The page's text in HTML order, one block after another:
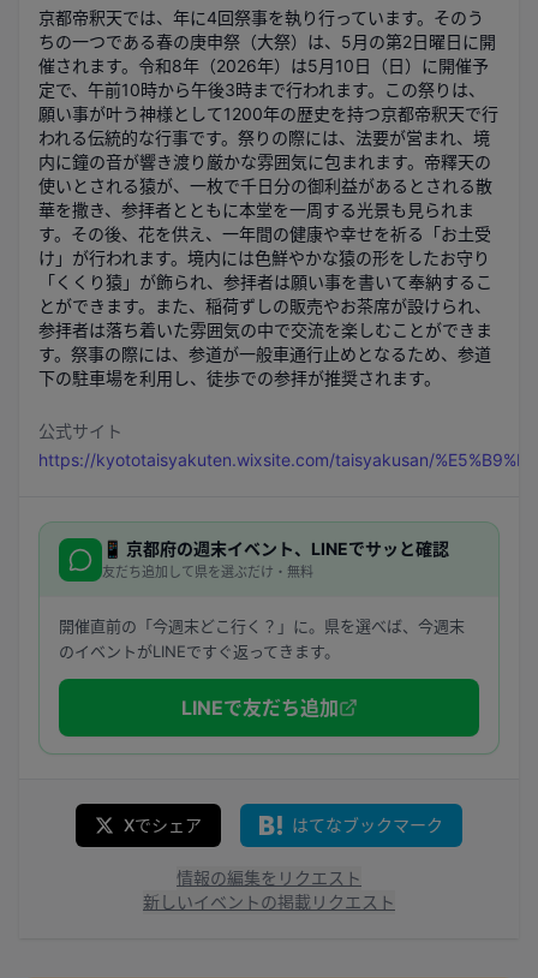
京都帝釈天では、年に4回祭事を執り行っています。そのう
ちの一つである春の庚申祭（大祭）は、5月の第2日曜日に開
催されます。令和8年（2026年）は5月10日（日）に開催予
定で、午前10時から午後3時まで行われます。この祭りは、
願い事が叶う神様として1200年の歴史を持つ京都帝釈天で行
われる伝統的な行事です。祭りの際には、法要が営まれ、境
内に鐘の音が響き渡り厳かな雰囲気に包まれます。帝釋天の
使いとされる猿が、一枚で千日分の御利益があるとされる散
華を撒き、参拝者とともに本堂を一周する光景も見られま
す。その後、花を供え、一年間の健康や幸せを祈る「お土受
け」が行われます。境内には色鮮やかな猿の形をしたお守り
「くくり猿」が飾られ、参拝者は願い事を書いて奉納するこ
とができます。また、稲荷ずしの販売やお茶席が設けられ、
参拝者は落ち着いた雰囲気の中で交流を楽しむことができま
す。祭事の際には、参道が一般車通行止めとなるため、参道
下の駐車場を利用し、徒歩での参拝が推奨されます。
公式サイト
https://kyototaisyakuten.wixsite.com/taisyakusan/
📱 京都府の週末イベント、LINEでサッと確認
友だち追加して県を選ぶだけ・無料
開催直前の「今週末どこ行く？」に。県を選べば、今週末
のイベントがLINEですぐ返ってきます。
LINEで友だち追加
Xでシェア はてなブックマーク
情報の編集をリクエスト
新しいイベントの掲載リクエスト